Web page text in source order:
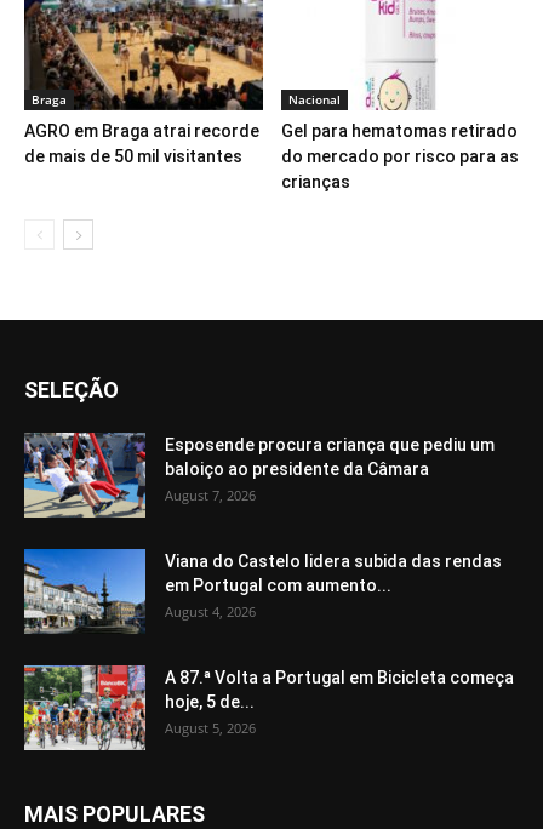
Braga
AGRO em Braga atrai recorde
de mais de 50 mil visitantes
Nacional
Gel para hematomas retirado
do mercado por risco para as
crianças
SELEÇÃO
Esposende procura criança que pediu um
baloiço ao presidente da Câmara
August 7, 2026
Viana do Castelo lidera subida das rendas
em Portugal com aumento...
August 4, 2026
A 87.ª Volta a Portugal em Bicicleta começa
hoje, 5 de...
August 5, 2026
MAIS POPULARES